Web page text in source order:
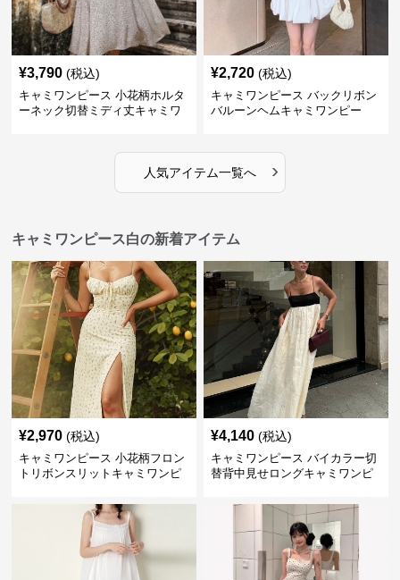
¥3,790 (税込)
キャミワンピース 小花柄ホルタ
ーネック切替ミディ丈キャミワ
¥2,720 (税込)
キャミワンピース バックリボン
バルーンヘムキャミワンピー
人気アイテム一覧へ ›
キャミワンピース白の新着アイテム
¥2,970 (税込)
キャミワンピース 小花柄フロン
トリボンスリットキャミワンピ
¥4,140 (税込)
キャミワンピース バイカラー切
替背中見せロングキャミワンピ